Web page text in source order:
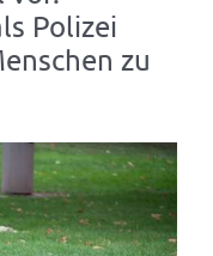
Polizei
zu